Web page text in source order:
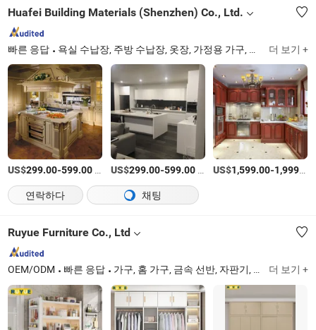
Huafei Building Materials (Shenzhen) Co., Ltd.
빠른 응답 욕실 수납장, 주방 수납장, 옷장, 가정용 가구, 옷장 수납장, 세탁 수납장, 책장, 와인 수납장, 팬트리 수납장, 나무 문 더 보기 +
US$299.00-599.00 US$299.00-599.00/세트 US$1,599.00-1,999.00
연락하다
채팅
Ruyue Furniture Co., Ltd
OEM/ODM 빠른 응답 가구, 홈 가구, 금속 선반, 자판기, 소파, 사무용 가구, 침실 가구, 사무용 의자, 의자, 라운지 의자 더 보기 +